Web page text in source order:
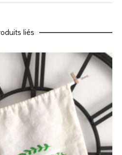
*
mail et mon site dans le
commentaire.
liés